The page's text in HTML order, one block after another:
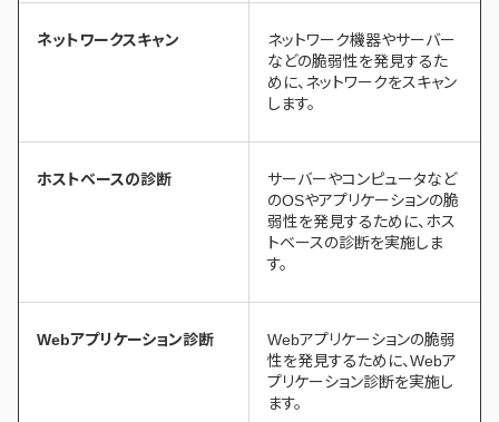
ネットワークスキャン
ネットワーク機器やサーバー
などの脆弱性を発見するた
めに、ネットワークをスキャン
します。
ホストベースの診断
サーバーやコンピュータなど
のOSやアプリケーションの脆
弱性を発見するために、ホス
トベースの診断を実施しま
す。
Webアプリケーション診断
Webアプリケーションの脆弱
性を発見するために、Webア
プリケーション診断を実施し
ます。